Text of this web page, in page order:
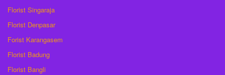
Florist Singaraja
Florist Denpasar
Forist Karangasem
Florist Badung
Florist Bangli